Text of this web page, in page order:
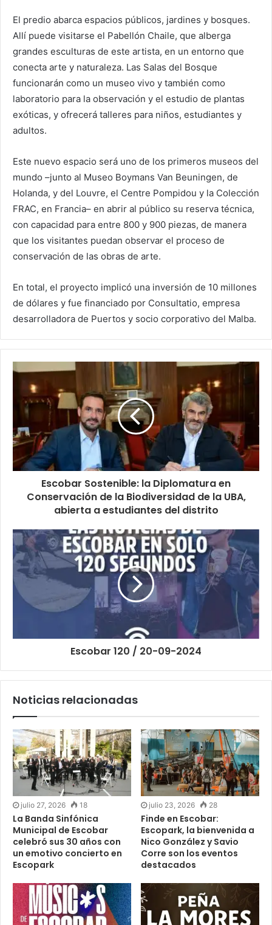
El predio abarca espacios públicos, jardines y bosques.
Allí puede visitarse el Pabellón Chaile, que alberga
grandes esculturas de este artista, en un entorno que
conecta arte y naturaleza. Las Salas del Bosque
funcionarán como un museo vivo y también como
laboratorio para la observación y el estudio de plantas
exóticas, y ofrecerá talleres para niños, estudiantes y
adultos.
Este nuevo espacio será uno de los primeros museos del
mundo –junto al Museo Boymans Van Beuningen, de
Holanda, y del Louvre, el Centre Pompidou y la Colección
FRAC, en Francia– en abrir al público su reserva técnica,
con capacidad para entre 800 y 900 piezas, de manera
que los visitantes puedan observar el proceso de
conservación de las obras de arte.
En total, el proyecto implicó una inversión de 10 millones
de dólares y fue financiado por Consultatio, empresa
desarrolladora de Puertos y socio corporativo del Malba.
Escobar Sostenible: la Diplomatura en
Conservación de la Biodiversidad de la UBA,
abierta a estudiantes del distrito
Escobar 120 / 20-09-2024
Noticias relacionadas
julio 27, 2026 18
La Banda Sinfónica
Municipal de Escobar
celebró sus 30 años con
un emotivo concierto en
Escopark
julio 23, 2026 28
Finde en Escobar:
Escopark, la bienvenida a
Nico González y Savio
Corre son los eventos
destacados